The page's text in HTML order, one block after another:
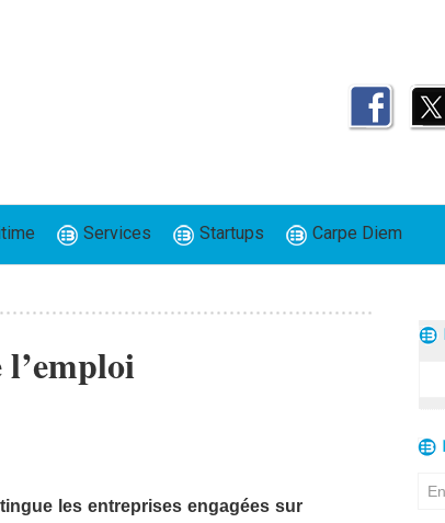
Services Startups Carpe Diem
les entreprises engagées sur